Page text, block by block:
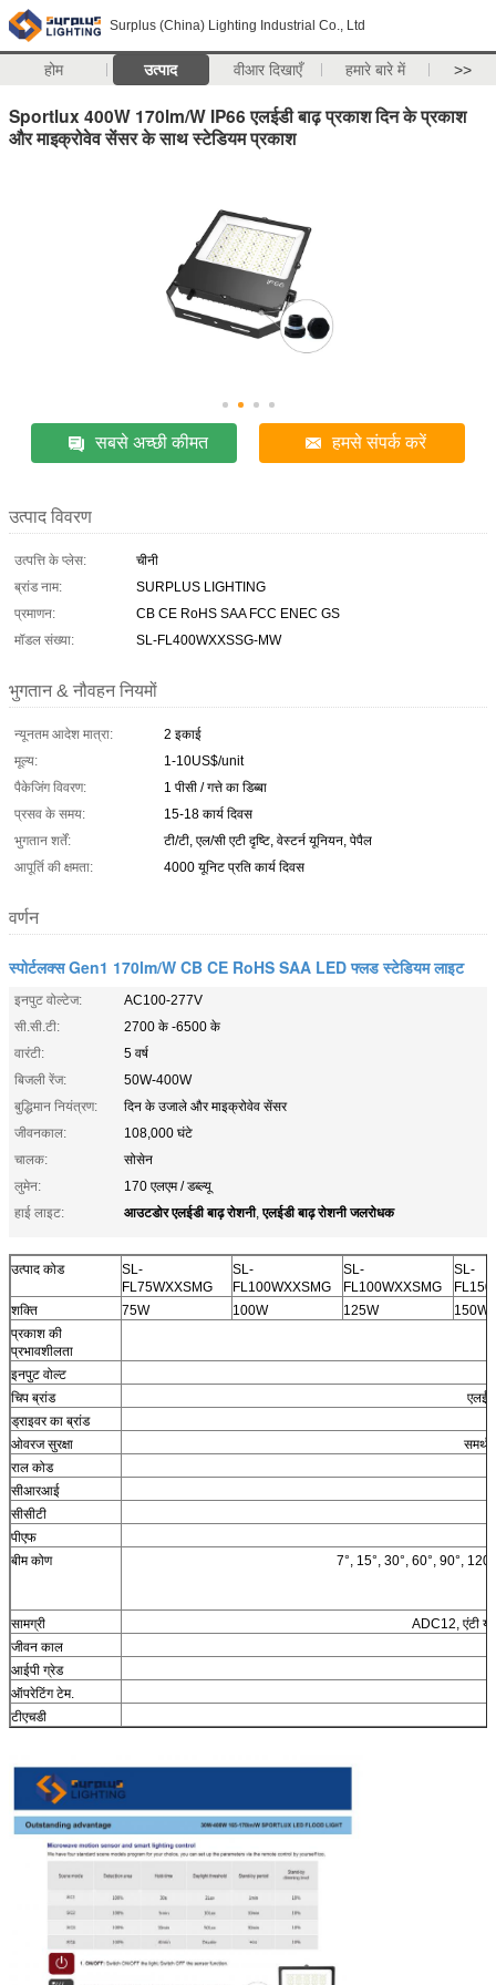
Surplus (China) Lighting Industrial Co., Ltd
होम उत्पाद वीआर दिखाएँ हमारे बारे में >>
Sportlux 400W 170lm/W IP66 एलईडी बाढ़ प्रकाश दिन के प्रकाश
और माइक्रोवेव सेंसर के साथ स्टेडियम प्रकाश
सबसे अच्छी कीमत हमसे संपर्क करें
उत्पाद विवरण
उत्पत्ति के प्लेस:
चीनी
ब्रांड नाम:
SURPLUS LIGHTING
प्रमाणन:
CB CE RoHS SAA FCC ENEC GS
मॉडल संख्या:
SL-FL400WXXSSG-MW
भुगतान & नौवहन नियमों
न्यूनतम आदेश मात्रा:
2 इकाई
मूल्य:
1-10US$/unit
पैकेजिंग विवरण:
1 पीसी / गत्ते का डिब्बा
प्रसव के समय:
15-18 कार्य दिवस
भुगतान शर्तें:
टी/टी, एल/सी एटी दृष्टि, वेस्टर्न यूनियन, पेपैल
आपूर्ति की क्षमता:
4000 यूनिट प्रति कार्य दिवस
वर्णन
स्पोर्टलक्स Gen1 170lm/W CB CE RoHS SAA LED फ्लड स्टेडियम लाइट
इनपुट वोल्टेज:
AC100-277V
सी.सी.टी:
2700 के -6500 के
वारंटी:
5 वर्ष
बिजली रेंज:
50W-400W
बुद्धिमान नियंत्रण:
दिन के उजाले और माइक्रोवेव सेंसर
जीवनकाल:
108,000 घंटे
चालक:
सोसेन
लुमेन:
170 एलएम / डब्ल्यू
हाई लाइट:
आउटडोर एलईडी बाढ़ रोशनी,एलईडी बाढ़ रोशनी जलरोधक
उत्पाद कोड
SL-
FL75WXXSMG
SL-
FL100WXXSMG
SL-
FL100WXXSMG
SL-
शक्ति
75W 100W 125W
150W
प्रकाश की
प्रभावशीलता
इनपुट वोल्ट
चिप ब्रांड
ड्राइवर का ब्रांड
ओवरज सुरक्षा
राल कोड
सीआरआई
सीसीटी
पीएफ
बीम कोण
7°, 15°, 30°, 60°, 90°,
सामग्री
ADC12, एंटी
जीवन काल
आईपी ग्रेड
ऑपरेटिंग टेम.
टीएचडी